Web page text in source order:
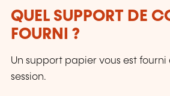
QUEL SUPPORT DE
FOURNI ?
Un support papier vous est
session.